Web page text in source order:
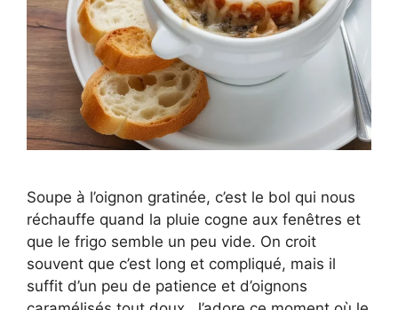
Soupe à l’oignon gratinée, c’est le bol qui nous
réchauffe quand la pluie cogne aux fenêtres et
que le frigo semble un peu vide. On croit
souvent que c’est long et compliqué, mais il
suffit d’un peu de patience et d’oignons